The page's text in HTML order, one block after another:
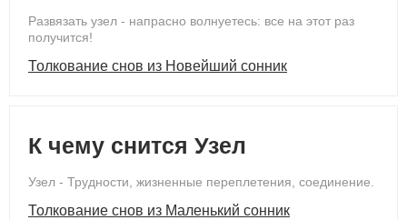
Развязать узел - напрасно волнуетесь: все на этот раз
получится!
Толкование снов из Новейший сонник
К чему снится Узел
Узел - Трудности, жизненные переплетения, соединение.
Толкование снов из Маленький сонник